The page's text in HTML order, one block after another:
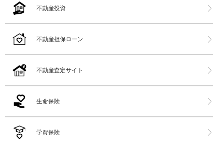
不動産投資
不動産担保ローン
不動産査定サイト
生命保険
学資保険